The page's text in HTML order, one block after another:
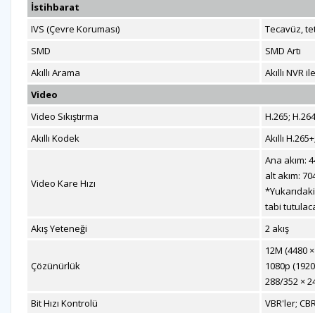
İstihbarat
IVS (Çevre Koruması)
Tecavüz,
SMD
SMD Artı
Akıllı Arama
Akıllı NVR
Video
Video Sıkıştırma
H.265;
Akıllı Kodek
Akıllı
Video Kare Hızı
Ana akım:
alt akım:
tabi
Akış Yeteneği
2 akış
Çözünürlük
12M (4480
1080p
288/352 ×
Bit Hızı Kontrolü
VBR'ler;